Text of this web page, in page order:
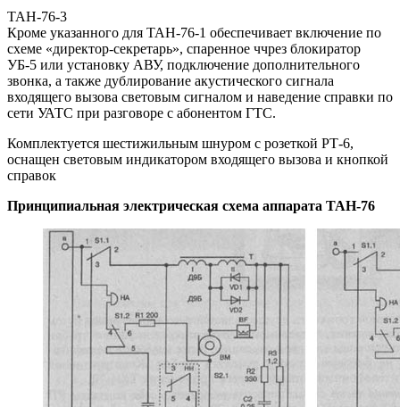
ТАН-76-3
Кроме указанного для ТАН-76-1 обеспечивает включение по
схеме «директор-секретарь», спаренное ччрез блокиратор
УБ-5 или установку АВУ, подключение дополнительного
звонка, а также дублирование акустического сигнала
входящего вызова световым сигналом и наведение справки по
сети УАТС при разговоре с абонентом ГТС.
Комплектуется шестижильным шнуром с розеткой РТ-6,
оснащен световым индикатором входящего вызова и кнопкой
справок
Принципиальная электрическая схема аппарата ТАН-76